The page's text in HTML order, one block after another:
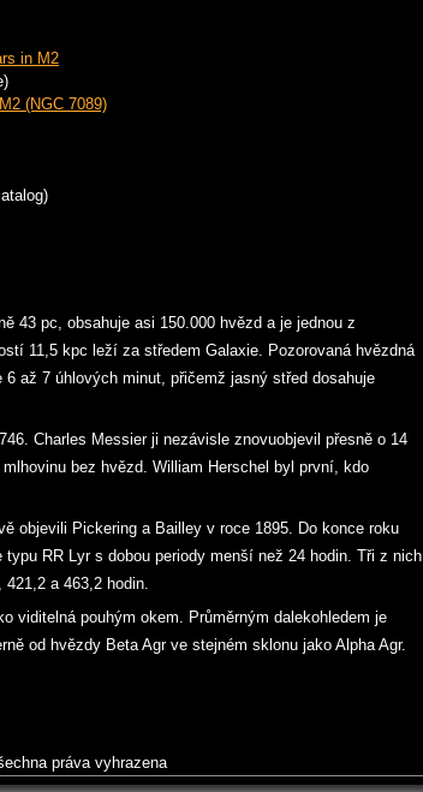
in M2
(NGC 7089)
43 pc, obsahuje asi 150.000 hvězd a je jednou z
11,5 kpc leží za středem Galaxie. Pozorovaná hvězdná
až 7 úhlových minut, přičemž jasný střed dosahuje
Charles Messier ji nezávisle znovuobjevil přesně o 14
bez hvězd. William Herschel byl první, kdo
objevili Pickering a Bailley v roce 1895. Do konce roku
RR Lyr s dobou periody menší než 24 hodin. Tři z nich
421,2 a 463,2 hodin.
viditelná pouhým okem. Průměrným dalekohledem je
od hvězdy Beta Agr ve stejném sklonu jako Alpha Agr.
práva vyhrazena